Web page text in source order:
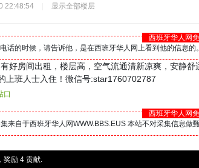
22:48:54 显示全部楼层
西班牙华人网
话的时候，请告诉他，是在西班牙华人网上看到他的信息的。
好房间出租，楼层高，空气流通清新凉爽，安静
上班人士入住！微信号:star1760702787
口
西班牙华人网
来自于西班牙华人网WWW.BBS.EUS 本站不对采集信息做
奖励 4 贡献.